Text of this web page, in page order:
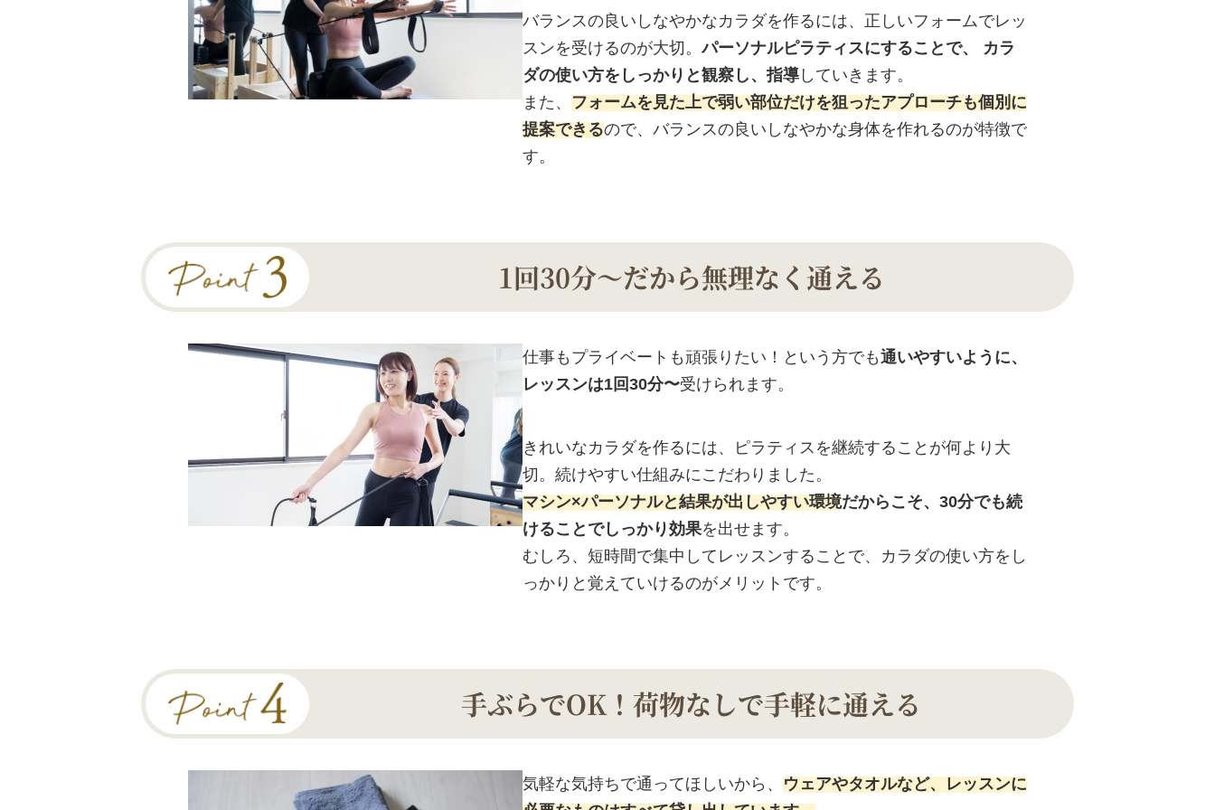
バランスの良いしなやかなカラダを作るには、正しいフォームでレッ
スンを受けるのが大切。パーソナルピラティスにすることで、 カラ
ダの使い方をしっかりと観察し、指導 していきます。
また、 フォームを見た上で弱い部位だけを狙ったアプローチも個別に
提案できるので、バランスの良いしなやかな身体を作れるのが特徴で
す。
1回30分〜だから無理なく通える
仕事もプライベートも頑張りたい！という方でも通いやすいように、
レッスンは1回30分〜受けられます。
きれいなカラダを作るには、ピラティスを継続することが何より大
切。続けやすい仕組みにこだわりました。
マシン×パーソナルと結果が出しやすい環境だからこそ、30分でも続
けることでしっかり効果を出せます。
むしろ、短時間で集中してレッスンすることで、カラダの使い方をし
っかりと覚えていけるのがメリットです。
手ぶらでOK！ 荷物なしで手軽に通える
気軽な気持ちで通ってほしいから、 ウェアやタオルなど、レッスンに